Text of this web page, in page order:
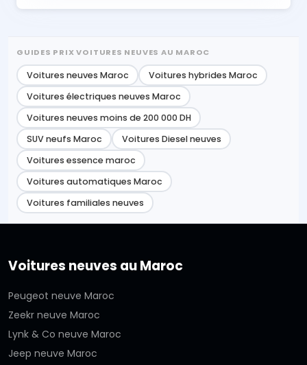
GUIDES PRIX VOITURES NEUVES AU MAROC
Voitures neuves Maroc
Voitures hybrides Maroc
Voitures électriques neuves Maroc
Voitures neuves moins de 200 000 DH
SUV neufs Maroc
Voitures Diesel neuves
Voitures essence maroc
Voitures automatiques Maroc
Voitures familiales neuves
Voitures neuves au Maroc
Peugeot neuve Maroc
Zeekr neuve Maroc
Lynk & Co neuve Maroc
Jeep neuve Maroc